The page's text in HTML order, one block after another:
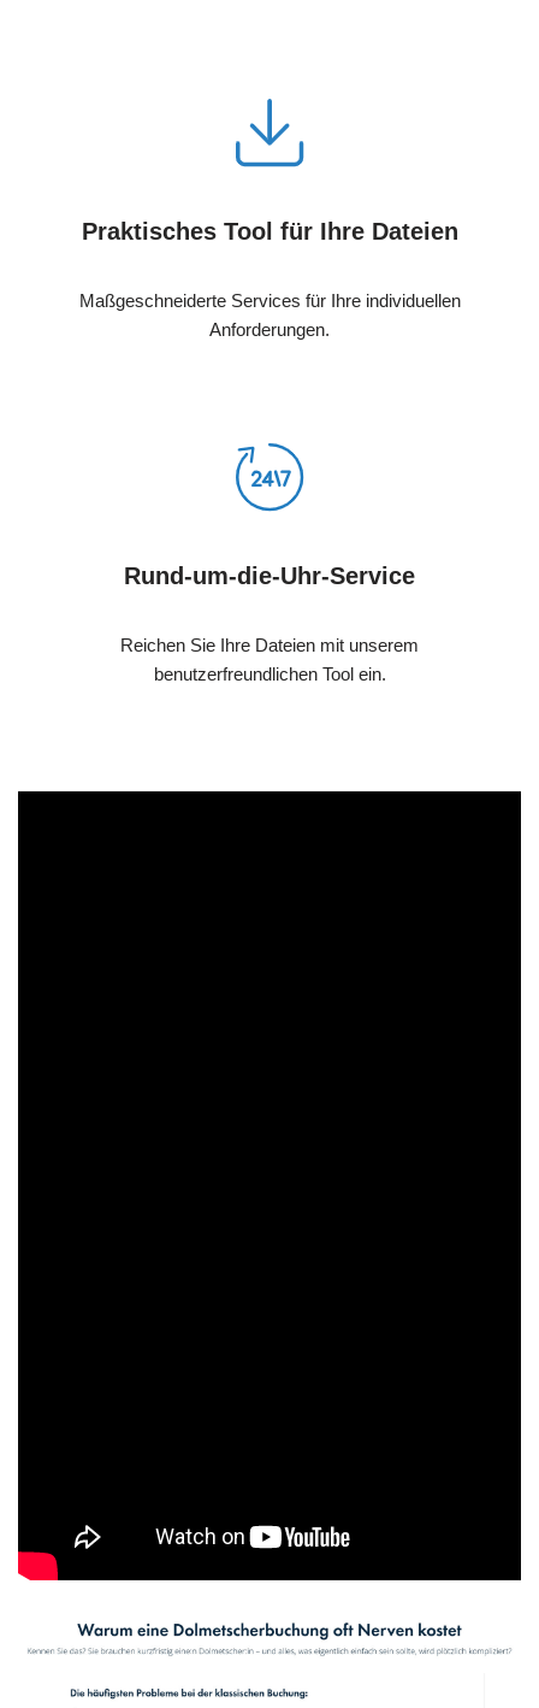
Praktisches Tool für Ihre Dateien
Maßgeschneiderte Services für Ihre individuellen
Anforderungen.
Rund-um-die-Uhr-Service
Reichen Sie Ihre Dateien mit unserem
benutzerfreundlichen Tool ein.